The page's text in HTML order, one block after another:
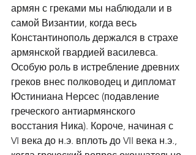
армян с греками мы наблюдали и в
самой Византии, когда весь
Константинополь держался в страхе
армянской гвардией василевса.
Особую роль в истребление древних
греков внес полководец и дипломат
Юстиниана Нерсес (подавление
греческого антиармянского
восстания Ника). Короче, начиная с
VI века до н.э. вплоть до VII века н.э.,